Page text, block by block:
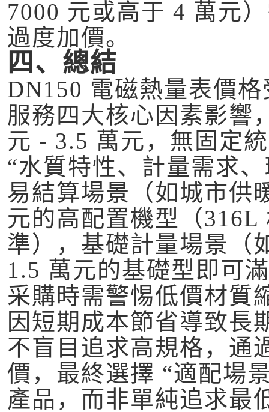
7000 元或高于 4 萬元
過度加價。
四、總結
DN150 電磁熱量表價
服務四大核心因素影響
元 - 3.5 萬元，無固定
“水質特性、計量需求
易結算場景（如城市供
元的高配置機型（
準），基礎計量場景（
1.5 萬元的基礎型即可
采購時需警惕低價材質
因短期成本節省導致長
不盲目追求高規格，通
價，最終選擇 “適配場
產品，而非單純追求最